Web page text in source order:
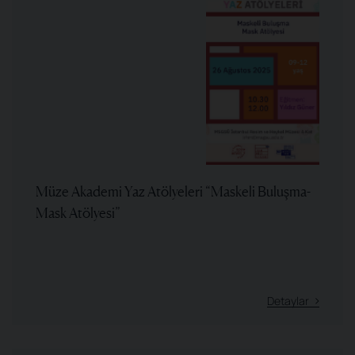
Müze Akademi Yaz Atölyeleri “Maskeli Buluşma-
Mask Atölyesi”
Detaylar